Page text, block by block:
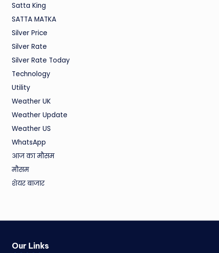
Satta King
SATTA MATKA
Silver Price
Silver Rate
Silver Rate Today
Technology
Utility
Weather UK
Weather Update
Weather US
WhatsApp
आज का मौसम
मौसम
शेयर बाजार
Our Links